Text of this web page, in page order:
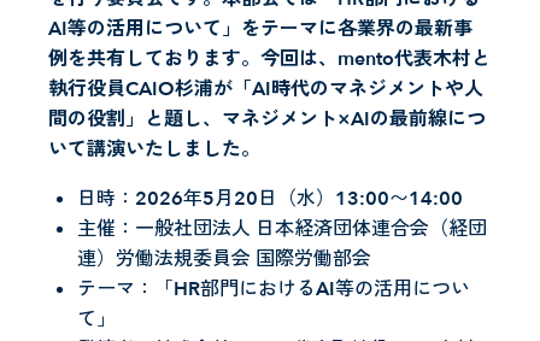
AI等の活用について」をテーマに各業界の最新事
例を共有しております。今回は、mento代表木村と
執行役員CAIO杉浦が「AI時代のマネジメントや人
間の役割」と題し、マネジメント×AIの最前線につ
いて講演いたしました。
日時：2026年5月20日（水）13:00〜14:00
主催：一般社団法人 日本経済団体連合会（経団
連）労働法規委員会 国際労働部会
テーマ：「HR部門におけるAI等の活用につい
て」